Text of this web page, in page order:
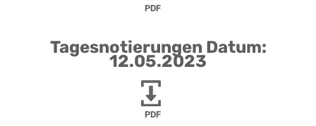
PDF
Tagesnotierungen Datum:
12.05.2023
PDF